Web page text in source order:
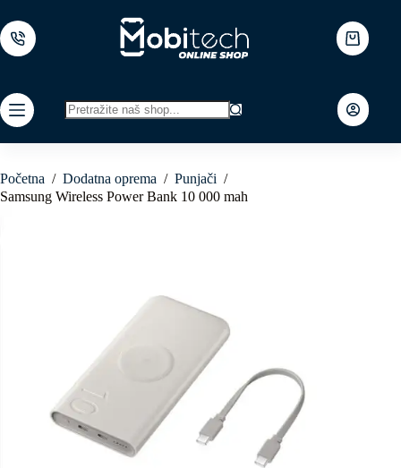
to
content
Shopping
cart
results
Početna / Dodatna oprema / Punjači /
Samsung Wireless Power Bank 10 000 mah